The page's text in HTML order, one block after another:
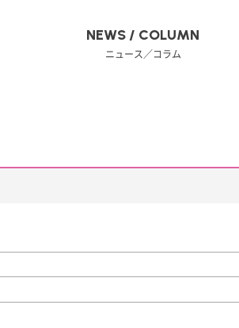
NEWS / COLUMN
ニュース／コラム